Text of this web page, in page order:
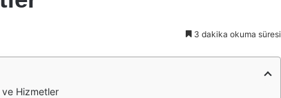
3 dakika okuma süresi
ve Hizmetler